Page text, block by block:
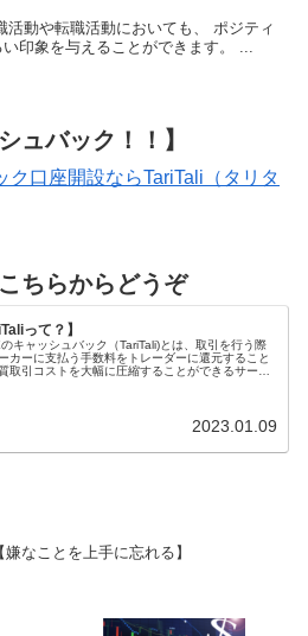
動や転職活動においても、 ポジティ
印象を与えることができます。 ...
ュバック！！】
ちらからどうぞ
って？】
キャッシュバック（TariTali)とは、取引を行う際
カーに支払う手数料をトレーダーに還元すること
取引コストを大幅に圧縮することができるサービ
2023.01.09
【嫌なことを上手に忘れる】